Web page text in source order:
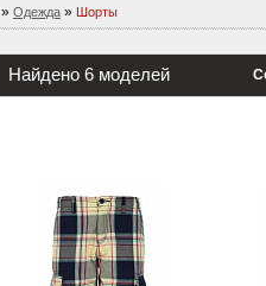
» Одежда » Шорты
Найдено 6 моделей